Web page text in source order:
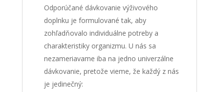
Odporúčané dávkovanie výživového
doplnku je formulované tak, aby
zohľadňovalo individuálne potreby a
charakteristiky organizmu. U nás sa
nezameriavame iba na jedno univerzálne
dávkovanie, pretože vieme, že každý z nás
je jedinečný: